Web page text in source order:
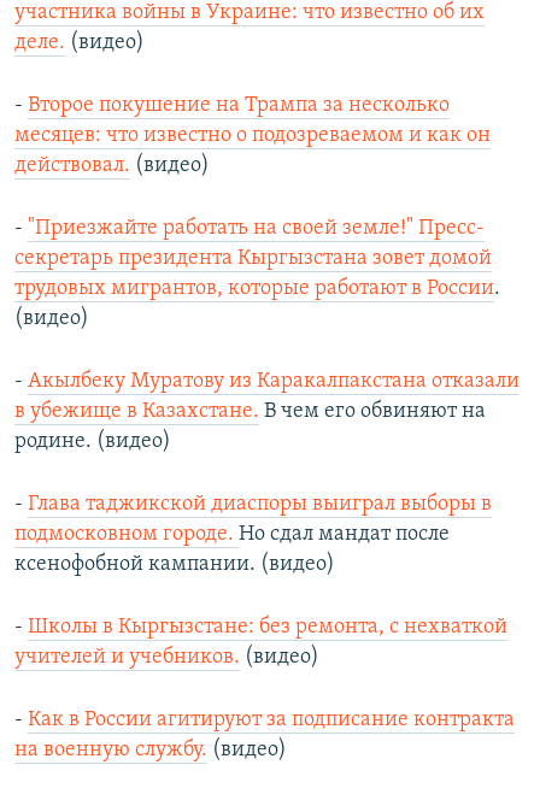
участника войны в Украине: что известно об их
деле. (видео)
- Второе покушение на Трампа за несколько
месяцев: что известно о подозреваемом и как он
действовал. (видео)
- "Приезжайте работать на своей земле!" Пресс-
секретарь президента Кыргызстана зовет домой
трудовых мигрантов, которые работают в России.
(видео)
- Акылбеку Муратову из Каракалпакстана отказали
в убежище в Казахстане. В чем его обвиняют на
родине. (видео)
- Глава таджикской диаспоры выиграл выборы в
подмосковном городе. Но сдал мандат после
ксенофобной кампании. (видео)
- Школы в Кыргызстане: без ремонта, с нехваткой
учителей и учебников. (видео)
- Как в России агитируют за подписание контракта
на военную службу. (видео)